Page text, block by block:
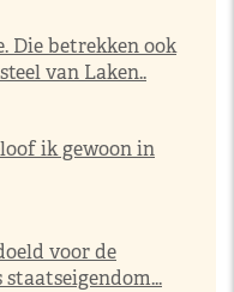
Die betrekken ook
van Laken..
ik gewoon in
voor de